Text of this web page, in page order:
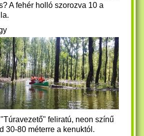
A fehér holló szorozva 10 a
feliratú, neon színű
30-80 méterre a kenuktól.